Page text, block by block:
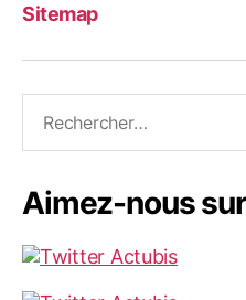
Sitemap
Aimez-nous